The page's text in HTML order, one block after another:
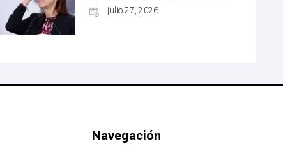
julio 27, 2026
Navegación